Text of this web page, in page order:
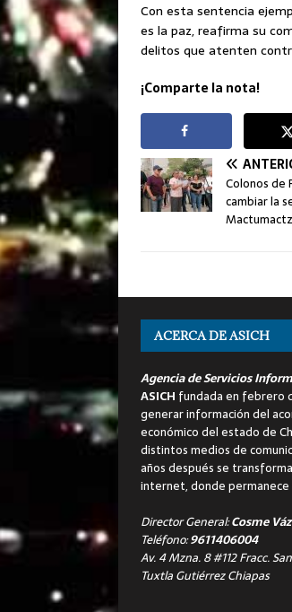
Con esta sentencia
es la paz, reafirma su
delitos que atenten
¡Comparte la nota!
Colonos de
cambiar la
ACERCA DE ASICH
Agencia de Servicios
ASICH fundada en febrero
generar información del
económico del estado de
distintos medios de
años después se
internet, donde permanece
Director General:Cosme
Teléfono:9611406004
Av. 4 Mzna. 8 #112 Fracc.
Tuxtla Gutiérrez Chiapas